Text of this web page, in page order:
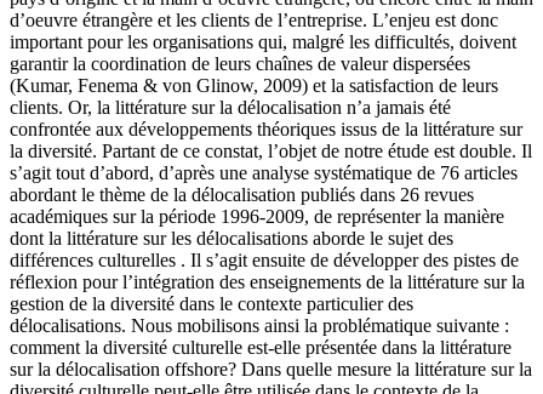
d’oeuvre étrangère et les clients de l’entreprise. L’enjeu est donc
important pour les organisations qui, malgré les difficultés, doivent
garantir la coordination de leurs chaînes de valeur dispersées
(Kumar, Fenema & von Glinow, 2009) et la satisfaction de leurs
clients. Or, la littérature sur la délocalisation n’a jamais été
confrontée aux développements théoriques issus de la littérature sur
la diversité. Partant de ce constat, l’objet de notre étude est double. Il
s’agit tout d’abord, d’après une analyse systématique de 76 articles
abordant le thème de la délocalisation publiés dans 26 revues
académiques sur la période 1996-2009, de représenter la manière
dont la littérature sur les délocalisations aborde le sujet des
différences culturelles . Il s’agit ensuite de développer des pistes de
réflexion pour l’intégration des enseignements de la littérature sur la
gestion de la diversité dans le contexte particulier des
délocalisations. Nous mobilisons ainsi la problématique suivante :
comment la diversité culturelle est-elle présentée dans la littérature
sur la délocalisation offshore? Dans quelle mesure la littérature sur la